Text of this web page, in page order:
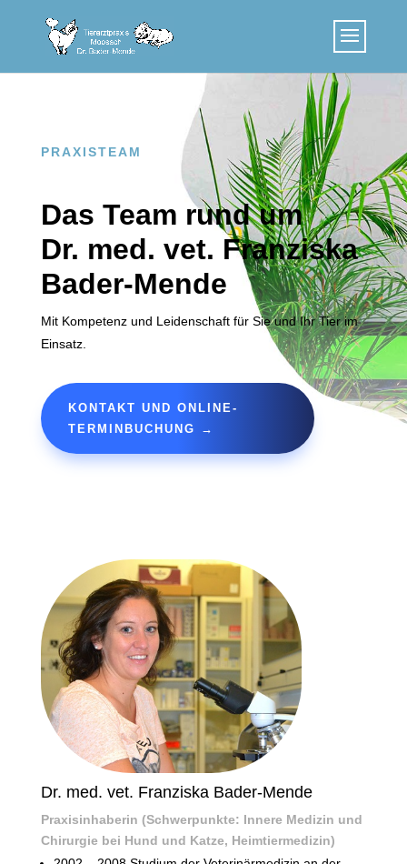
PRAXISTEAM
Das Team rund um
Dr. med. vet. Franziska
Bader-Mende
Mit Kompetenz und Leidenschaft für Sie und Ihr Tier im
Einsatz.
KONTAKT UND ONLINE-
TERMINBUCHUNG →
Dr. med. vet. Franziska Bader-Mende
Praxisinhaberin (Schwerpunkte: Innere Medizin und
Chirurgie bei Hund und Katze, Heimtiermedizin)